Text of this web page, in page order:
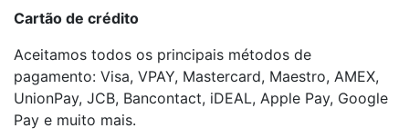
Cartão de crédito
Aceitamos todos os principais métodos de
pagamento: Visa, VPAY, Mastercard, Maestro, AMEX,
UnionPay, JCB, Bancontact, iDEAL, Apple Pay, Google
Pay e muito mais.